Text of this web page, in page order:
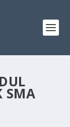
SMA